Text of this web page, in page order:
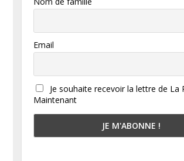
Email
Je souhaite recevoir la lettre de La
Maintenant